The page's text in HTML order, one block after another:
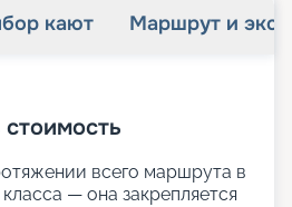
кают Маршрут и
всего маршрута в
— она закрепляется